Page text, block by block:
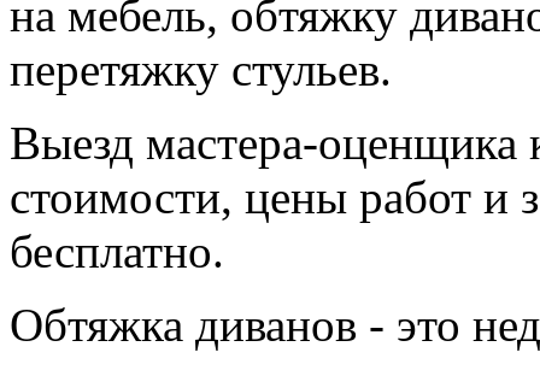
на мебель, обтяжку
перетяжку стульев.
Выезд мастера-оценщика
стоимости, цены работ и
бесплатно.
Обтяжка диванов - это